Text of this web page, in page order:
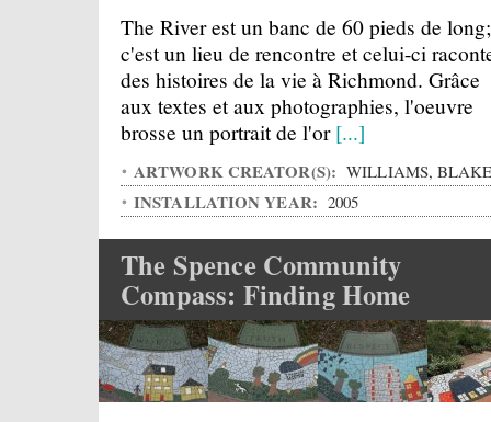
The River est un banc de 60 pieds de long;
c'est un lieu de rencontre et celui-ci
des histoires de la vie à Richmond. Grâce
aux textes et aux photographies, l'oeuvre
brosse un portrait de l'or[...]
ARTWORK CREATOR(S): WILLIAMS,
INSTALLATION YEAR: 2005
The Spence Community
Compass: Finding Home